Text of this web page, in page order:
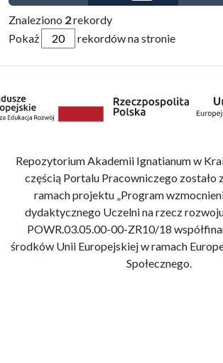
Znaleziono 2rekordy
Pokaż
rekordów na stronie
Repozytorium Akademii Ignatianum w
częścią Portalu Pracowniczego zostało
ramach projektu „Program
dydaktycznego Uczelni na rzecz
POWR.03.05.00-00-ZR10/18
środków Unii Europejskiej w ramach
Społecznego.